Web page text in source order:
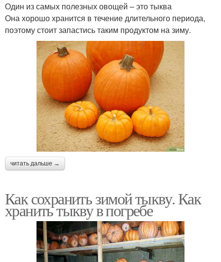
Один из самых полезных овощей – это тыква
Она хорошо хранится в течение длительного периода,
поэтому стоит запастись таким продуктом на зиму.
читать дальше →
Как сохранить зимой тыкву. Как
хранить тыкву в погребе